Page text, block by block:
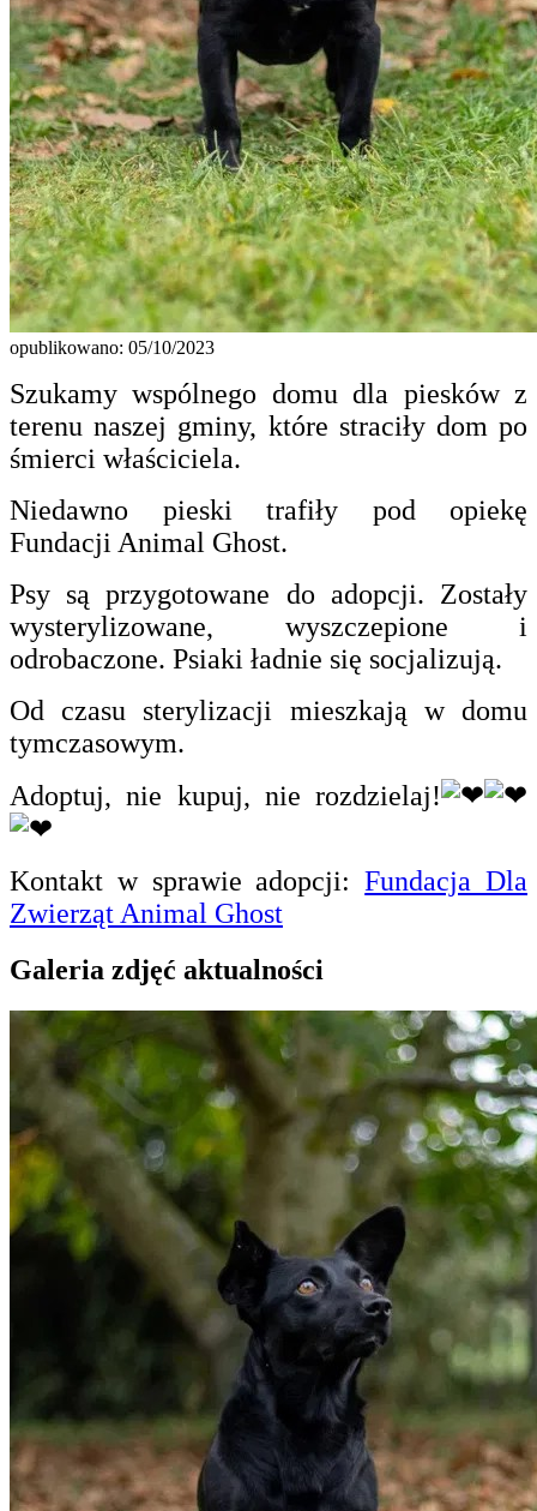
opublikowano: 05/10/2023
Szukamy wspólnego domu dla piesków z
terenu naszej gminy, które straciły dom po
śmierci właściciela.
Niedawno pieski trafiły pod opiekę
Fundacji Animal Ghost.
Psy są przygotowane do adopcji. Zostały
wysterylizowane, wyszczepione i
odrobaczone. Psiaki ładnie się socjalizują.
Od czasu sterylizacji mieszkają w domu
tymczasowym.
Adoptuj, nie kupuj, nie rozdzielaj!
Kontakt w sprawie adopcji:Fundacja Dla
Zwierząt Animal Ghost
Galeria zdjęć aktualności